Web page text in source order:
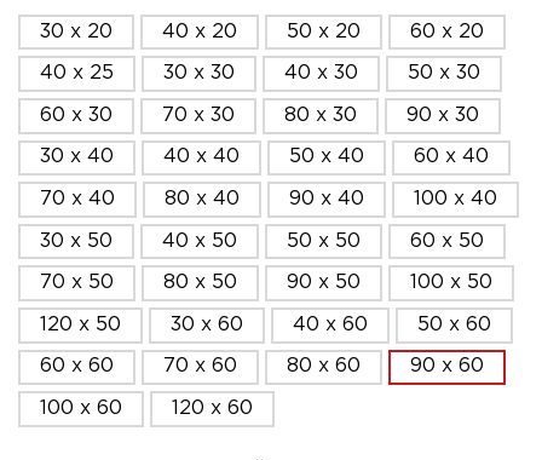
30 x 20 40 x 20 50 x 20 60 x 20
40 x 25 30 x 30 40 x 30 50 x 30
60 x 30 70 x 30 80 x 30 90 x 30
30 x 40 40 x 40 50 x 40 60 x 40
70 x 40 80 x 40 90 x 40 100 x 40
30 x 50 40 x 50 50 x 50 60 x 50
70 x 50 80 x 50 90 x 50 100 x 50
120 x 50 30 x 60 40 x 60 50 x 60
60 x 60 70 x 60 80 x 60 90 x 60
100 x 60 120 x 60